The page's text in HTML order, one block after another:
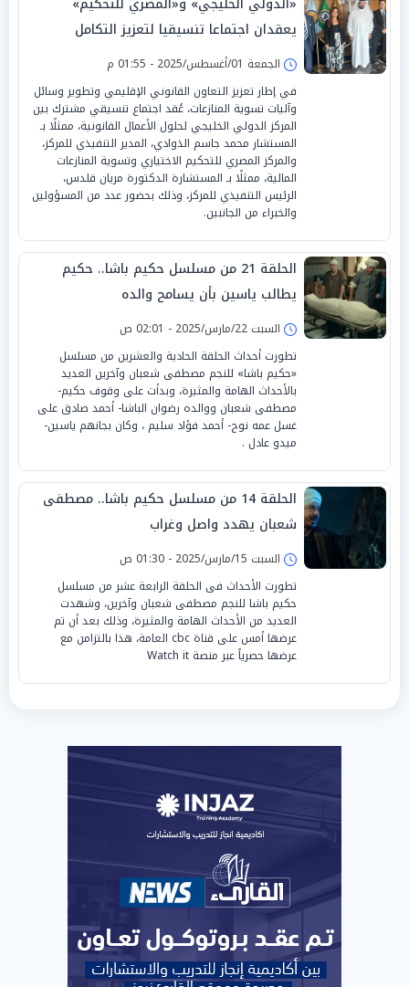
يعقدان اجتماعا تنسيقيا لتعزيز التكامل
القانوني بمجال التحكيم
الجمعة 01/أغسطس/2025 - 01:55 م
في إطار تعزيز التعاون القانوني الإقليمي وتطوير وسائل
وآليات تسوية المنازعات، عُقد اجتماع تنسيقي مشترك بين
المركز الدولي الخليجي لحلول الأعمال القانونية، ممثلًا بـ
المستشار محمد جاسم الذوادي، المدير التنفيذي للمركز،
والمركز المصري للتحكيم الاختياري وتسوية المنازعات
المالية، ممثلًا بـ المستشارة الدكتورة مريان قلدس،
الرئيس التنفيذي للمركز، وذلك بحضور عدد من المسؤولين
والخبراء من الجانبين.
الحلقة 21 من مسلسل حكيم باشا.. حكيم
يطالب ياسين بأن يسامح والده
السبت 22/مارس/2025 - 02:01 ص
تطورت أحداث الحلقة الحادية والعشرين من مسلسل
«حكيم باشا» للنجم مصطفى شعبان وآخرين العديد
بالأحداث الهامة والمثيرة، وبدأت على وقوف حكيم-
مصطفى شعبان ووالده رضوان الباشا- أحمد صادق على
غسل عمه نوح- أحمد فؤاد سليم ، وكان بجانهم ياسين-
ميدو عادل .
الحلقة 14 من مسلسل حكيم باشا.. مصطفى
شعبان يهدد واصل وغراب
السبت 15/مارس/2025 - 01:30 ص
تطورت الأحداث فى الحلقة الرابعة عشر من مسلسل
حكيم باشا للنجم مصطفى شعبان وآخرين، وشهدت
العديد من الأحداث الهامة والمثيرة، وذلك بعد أن تم
عرضها أمس على قناة cbc العامة، هذا بالتزامن مع
عرضها حصرياً عبر منصة Watch it